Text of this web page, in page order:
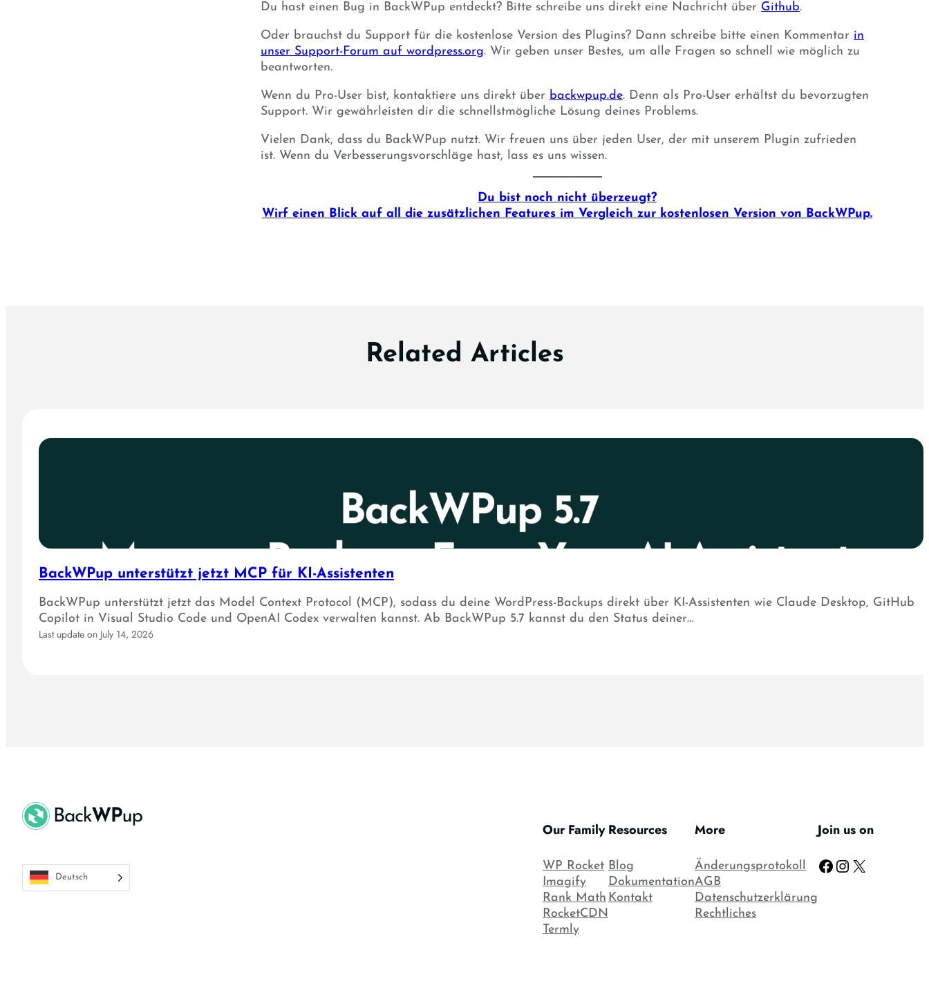
Du hast einen Bug in BackWPup entdeckt? Bitte schreibe uns direkt eine Nachricht über Github.
Oder brauchst du Support für die kostenlose Version des Plugins? Dann schreibe bitte einen Kommentar in
unser Support-Forum auf wordpress.org. Wir geben unser Bestes, um alle Fragen so schnell wie möglich zu
beantworten.
Wenn du Pro-User bist, kontaktiere uns direkt über backwpup.de. Denn als Pro-User erhältst du bevorzugten
Support. Wir gewährleisten dir die schnellstmögliche Lösung deines Problems.
Vielen Dank, dass du BackWPup nutzt. Wir freuen uns über jeden User, der mit unserem Plugin zufrieden
ist. Wenn du Verbesserungsvorschläge hast, lass es uns wissen.
Du bist noch nicht überzeugt?
Wirf einen Blick auf all die zusätzlichen Features im Vergleich zur kostenlosen Version von BackWPup.
Related Articles
BackWPup unterstützt jetzt MCP für KI-Assistenten
BackWPup unterstützt jetzt das Model Context Protocol (MCP), sodass du deine WordPress-Backups direkt über KI-Assistenten wie Claude Desktop, GitHub
Copilot in Visual Studio Code und OpenAI Codex verwalten kannst. Ab BackWPup 5.7 kannst du den Status deiner…
Last update on July 14, 2026
Deutsch
Our Family
WP Rocket
Imagify
Rank Math
RocketCDN
Termly
Resources
Blog
Dokumentation
Kontakt
More
Änderungsprotokoll
AGB
Datenschutzerklärung
Rechtliches
Join us on
Facebook Instagram X